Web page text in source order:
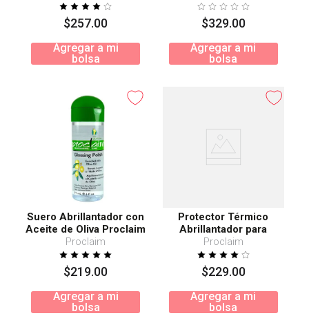
$257.00
Agregar a mi
bolsa
$329.00
Agregar a mi
bolsa
Suero Abrillantador con
Aceite de Oliva Proclaim
Proclaim
$219.00
Agregar a mi
bolsa
Protector Térmico
Abrillantador para
Cabello Teñido
Proclaim
$229.00
Agregar a mi
bolsa